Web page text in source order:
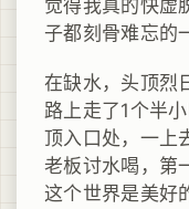
觉得我真的快虚
子都刻骨难忘的
在缺水，头顶烈
路上走了1个半
顶入口处，一上
老板讨水喝，第
这个世界是美好